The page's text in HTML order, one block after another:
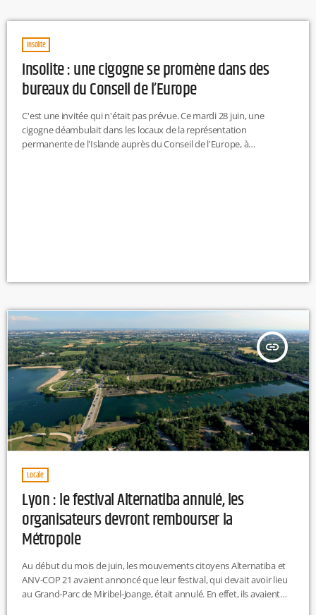
en 114 rencontres. « Je […]
Insolite
Insolite : une cigogne se promène dans des
bureaux du Conseil de l’Europe
C'est une invitée qui n'était pas prévue. Ce mardi 28 juin, une
cigogne déambulait dans les locaux de la représentation
permanente de l'Islande auprès du Conseil de l'Europe, à
insert_link
Locale
Lyon : le festival Alternatiba annulé, les
organisateurs devront rembourser la
Métropole
Au début du mois de juin, les mouvements citoyens Alternatiba et
ANV-COP 21 avaient annoncé que leur festival, qui devait avoir lieu
au Grand-Parc de Miribel-Joange, était annulé. En effet, ils avaient